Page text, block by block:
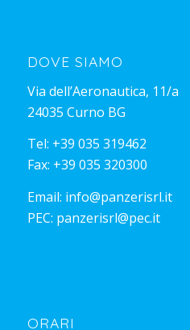
DOVE SIAMO
Via dell’Aeronautica, 11/a
24035 Curno BG
Tel: +39 035 319462
Fax: +39 035 320300
Email: info@panzerisrl.it
PEC: panzerisrl@pec.it
ORARI